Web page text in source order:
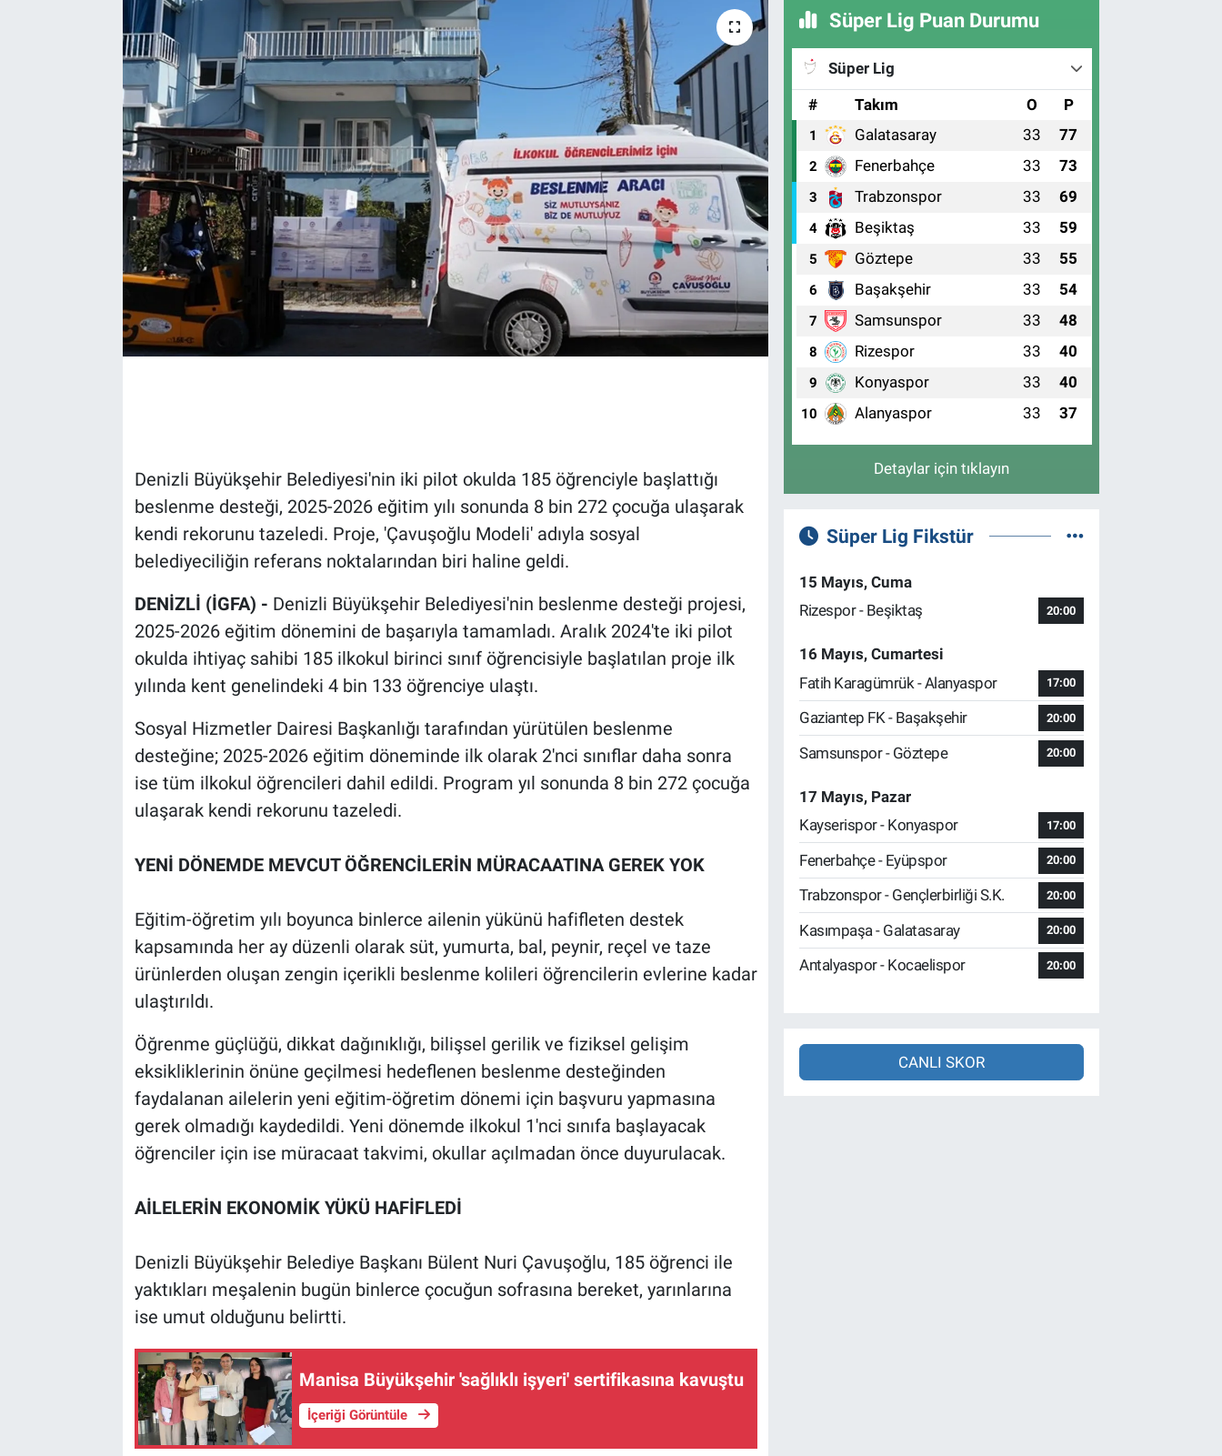
Denizli Büyükşehir Belediyesi'nin iki pilot okulda 185 öğrenciyle başlattığı
beslenme desteği, 2025-2026 eğitim yılı sonunda 8 bin 272 çocuğa ulaşarak
kendi rekorunu tazeledi. Proje, 'Çavuşoğlu Modeli' adıyla sosyal
belediyeciliğin referans noktalarından biri haline geldi.
DENİZLİ (İGFA) - Denizli Büyükşehir Belediyesi'nin beslenme desteği projesi,
2025-2026 eğitim dönemini de başarıyla tamamladı. Aralık 2024'te iki pilot
okulda ihtiyaç sahibi 185 ilkokul birinci sınıf öğrencisiyle başlatılan proje ilk
yılında kent genelindeki 4 bin 133 öğrenciye ulaştı.
Sosyal Hizmetler Dairesi Başkanlığı tarafından yürütülen beslenme
desteğine; 2025-2026 eğitim döneminde ilk olarak 2'nci sınıflar daha sonra
ise tüm ilkokul öğrencileri dahil edildi. Program yıl sonunda 8 bin 272 çocuğa
ulaşarak kendi rekorunu tazeledi.
YENİ DÖNEMDE MEVCUT ÖĞRENCİLERİN MÜRACAATINA GEREK YOK
Eğitim-öğretim yılı boyunca binlerce ailenin yükünü hafifleten destek
kapsamında her ay düzenli olarak süt, yumurta, bal, peynir, reçel ve taze
ürünlerden oluşan zengin içerikli beslenme kolileri öğrencilerin evlerine kadar
ulaştırıldı.
Öğrenme güçlüğü, dikkat dağınıklığı, bilişsel gerilik ve fiziksel gelişim
eksikliklerinin önüne geçilmesi hedeflenen beslenme desteğinden
faydalanan ailelerin yeni eğitim-öğretim dönemi için başvuru yapmasına
gerek olmadığı kaydedildi. Yeni dönemde ilkokul 1'nci sınıfa başlayacak
öğrenciler için ise müracaat takvimi, okullar açılmadan önce duyurulacak.
AİLELERİN EKONOMİK YÜKÜ HAFİFLEDİ
Denizli Büyükşehir Belediye Başkanı Bülent Nuri Çavuşoğlu, 185 öğrenci ile
yaktıkları meşalenin bugün binlerce çocuğun sofrasına bereket, yarınlarına
ise umut olduğunu belirtti.
Manisa Büyükşehir 'sağlıklı işyeri' sertifikasına kavuştu
İçeriği Görüntüle
Süper Lig Puan Durumu
Süper Lig
#
Takım O P
1 Galatasaray 33 77
2 Fenerbahçe 33 73
3 Trabzonspor 33 69
4 Beşiktaş 33 59
5 Göztepe 33 55
6 Başakşehir 33 54
7 Samsunspor 33 48
8 Rizespor 33 40
9 Konyaspor 33 40
10 Alanyaspor 33 37
Detaylar için tıklayın
Süper Lig Fikstür
15 Mayıs, Cuma
Rizespor - Beşiktaş
20:00
16 Mayıs, Cumartesi
Fatih Karagümrük - Alanyaspor
17:00
Gaziantep FK - Başakşehir 20:00
Samsunspor - Göztepe 20:00
17 Mayıs, Pazar
Kayserispor - Konyaspor
17:00
Fenerbahçe - Eyüpspor 20:00
Trabzonspor - Gençlerbirliği S.K. 20:00
Kasımpaşa - Galatasaray 20:00
Antalyaspor - Kocaelispor 20:00
CANLI SKOR